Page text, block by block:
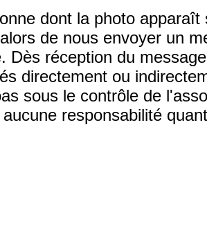
dont la photo
de nous envoyer un
Dès réception du
directement ou
sous le contrôle de
aucune responsabilité